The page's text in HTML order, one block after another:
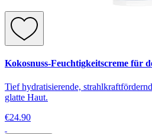
Kokosnuss-Feuchtigkeitscreme für
Tief hydratisierende,
glatte Haut.
€24.90